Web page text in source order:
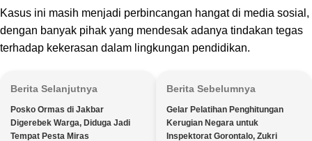
Kasus ini masih menjadi perbincangan hangat di media sosial,
dengan banyak pihak yang mendesak adanya tindakan tegas
terhadap kekerasan dalam lingkungan pendidikan.
Berita Selanjutnya
Posko Ormas di Jakbar
Digerebek Warga, Diduga Jadi
Tempat Pesta Miras
Berita Sebelumnya
Gelar Pelatihan Penghitungan
Kerugian Negara untuk
Inspektorat Gorontalo, Zukri